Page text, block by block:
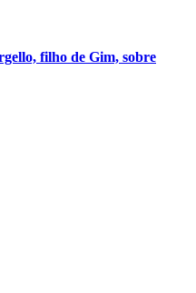
filho de Gim, sobre